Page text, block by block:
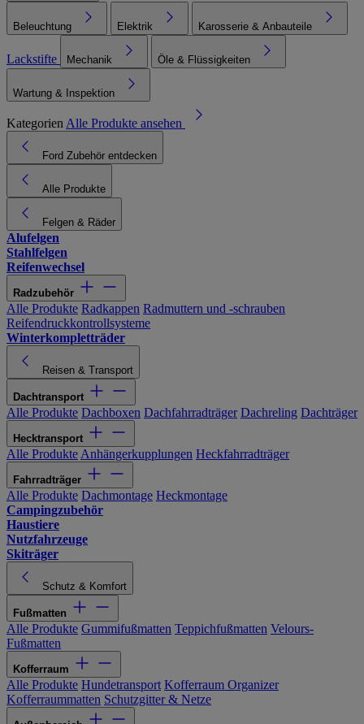
Beleuchtung Elektrik Karosserie & Anbauteile
Lackstifte Mechanik Öle & Flüssigkeiten
Wartung & Inspektion
Kategorien Alle Produkte ansehen
Ford Zubehör entdecken
Alle Produkte
Felgen & Räder
Alufelgen
Stahlfelgen
Reifenwechsel
Radzubehör
Alle Produkte Radkappen Radmuttern und -schrauben
Reifendruckkontrollsysteme
Winterkompletträder
Reisen & Transport
Dachtransport
Alle Produkte Dachboxen Dachfahrradträger Dachreling Dachträger
Hecktransport
Alle Produkte Anhängerkupplungen Heckfahrradträger
Fahrradträger
Alle Produkte Dachmontage Heckmontage
Campingzubehör
Haustiere
Nutzfahrzeuge
Skiträger
Schutz & Komfort
Fußmatten
Alle Produkte Gummifußmatten Teppichfußmatten Velours-
Fußmatten
Kofferraum
Alle Produkte Hundetransport Kofferraum Organizer
Kofferraummatten Schutzgitter & Netze